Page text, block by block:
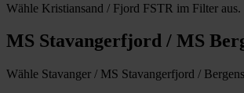
Wähle Kristiansand / Fjord FSTR im Filter aus.
MS Stavangerfjord / MS
Wähle Stavanger / MS Stavangerfjord /